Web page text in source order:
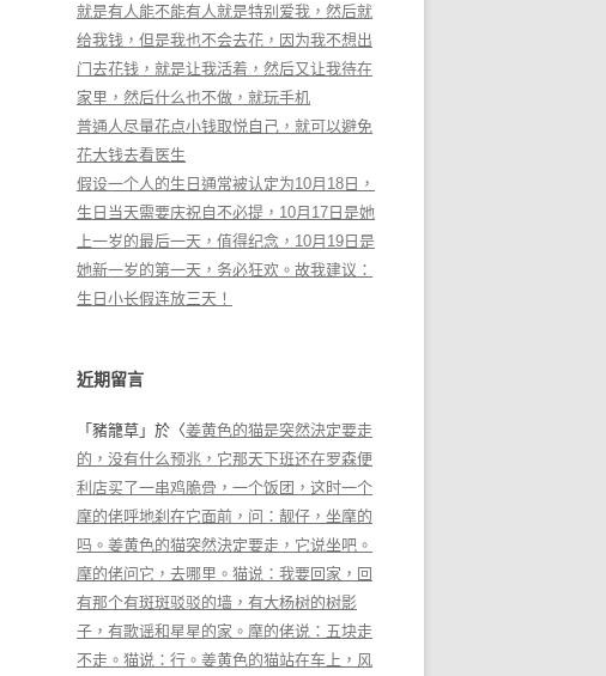
就是有人能不能有人就是特别爱我，然后就
给我钱，但是我也不会去花，因为我不想出
门去花钱，就是让我活着，然后又让我待在
家里，然后什么也不做，就玩手机
普通人尽量花点小钱取悦自己，就可以避免
花大钱去看医生
假设一个人的生日通常被认定为10月18日，
生日当天需要庆祝自不必提，10月17日是她
上一岁的最后一天，值得纪念，10月19日是
她新一岁的第一天，务必狂欢。故我建议：
生日小长假连放三天！
近期留言
「 豬籠草 」於〈姜黄色的猫是突然決定要走
的，没有什么预兆，它那天下班还在罗森便
利店买了一串鸡脆骨，一个饭团，这时一个
摩的佬呼地刹在它面前，问：靓仔，坐摩的
吗。姜黄色的猫突然決定要走，它说坐吧。
摩的佬问它，去哪里。猫说：我要回家，回
有那个有斑斑驳驳的墙，有大杨树的树影
子，有歌谣和星星的家。摩的佬说：五块走
不走。猫说：行。姜黄色的猫站在车上，风